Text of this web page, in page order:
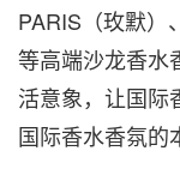
PARIS（玫默）
等高端沙龙香水
活意象，让国际
国际香水香氛的